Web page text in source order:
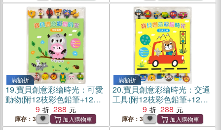
滿額折
19.寶貝創意彩繪時光：可愛
動物(附12枝彩色鉛筆+12個
造型橡皮擦+1本繪畫冊)
9 288
庫存：3
滿額折
20.寶貝創意彩繪時光：交通
工具(附12枝彩色鉛筆+12個
造型橡皮擦+1本繪畫冊)
9 288
庫存：3